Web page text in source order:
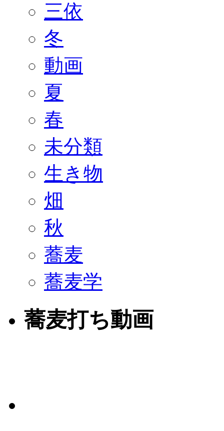
三依
冬
動画
夏
春
未分類
生き物
畑
秋
蕎麦
蕎麦学
蕎麦打ち動画